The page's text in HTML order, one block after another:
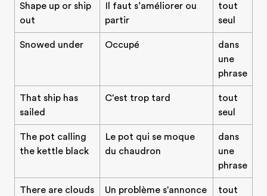
Shape up or ship
out
Il faut s’améliorer ou
partir
tout
seul
Snowed under Occupé
dans
une
phrase
That ship has
sailed
C'est trop tard
tout
seul
The pot calling
the kettle black
Le pot qui se moque
du chaudron
dans
une
phrase
There are clouds
Un problème s'annonce
tout